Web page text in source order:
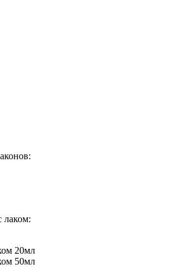
лаком:
20мл
50мл